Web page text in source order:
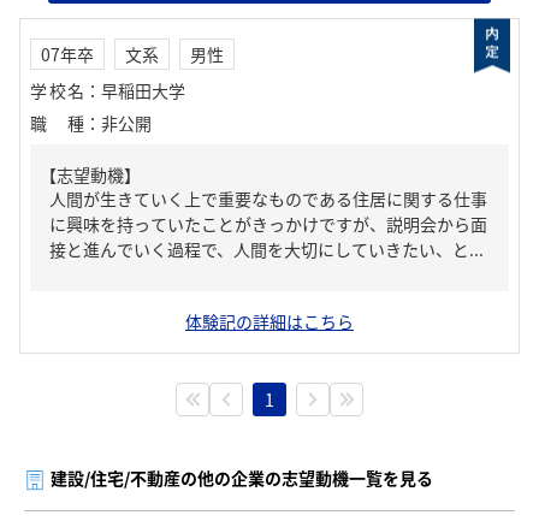
07年卒 文系
男性
学校名 ： 早稲田大学
職種 ： 非公開
【志望動機】
人間が生きていく上で重要なものである住居に関する仕事
に興味を持っていたことがきっかけですが、説明会から面
接と進んでいく過程で、人間を大切にしていきたい、と...
体験記の詳細はこちら
1
建設/住宅/不動産の他の企業の志望動機一覧を見る